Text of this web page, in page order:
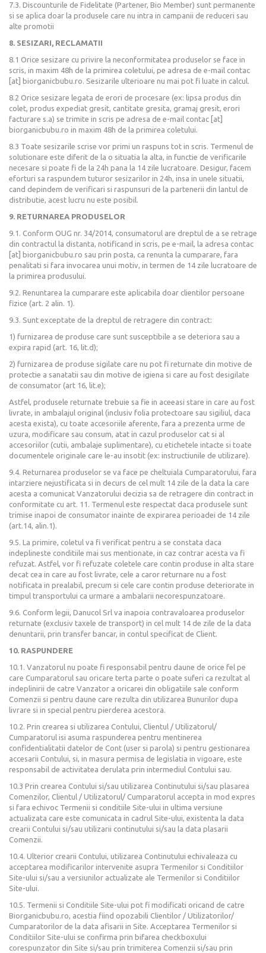
7.3. Discounturile de Fidelitate (Partener, Bio Member) sunt permanente
si se aplica doar la produsele care nu intra in campanii de reduceri sau
alte promotii
8. SESIZARI, RECLAMATII
8.1 Orice sesizare cu privire la neconformitatea produselor se face in
scris, in maxim 48h de la primirea coletului, pe adresa de e-mail contac
[at] biorganicbubu.ro. Sesizarile ulterioare nu mai pot fi luate in calcul.
8.2 Orice sesizare legata de erori de procesare (ex: lipsa produs din
colet, produs expediat gresit, cantitate gresita, gramaj gresit, erori
facturare s.a) se trimite in scris pe adresa de e-mail contac [at]
biorganicbubu.ro in maxim 48h de la primirea coletului.
8.3 Toate sesizarile scrise vor primi un raspuns tot in scris. Termenul de
solutionare este diferit de la o situatia la alta, in functie de verificarile
necesare si poate fi de la 24h pana la 14 zile lucratoare. Desigur, facem
eforturi sa raspundem tuturor sesizarilor in 24h, insa in unele situatii,
cand depindem de verificari si raspunsuri de la partenerii din lantul de
distributie, acest lucru nu este posibil.
9. RETURNAREA PRODUSELOR
9.1. Conform OUG nr. 34/2014, consumatorul are dreptul de a se retrage
din contractul la distanta, notificand in scris, pe e-mail, la adresa contac
[at] biorganicbubu.ro sau prin posta, ca renunta la cumparare, fara
penalitati si fara invocarea unui motiv, in termen de 14 zile lucratoare de
la primirea produsului.
9.2. Renuntarea la cumparare este aplicabila doar clientilor persoane
fizice (art. 2 alin. 1).
9.3. Sunt exceptate de la dreptul de retragere din contract:
1) furnizarea de produse care sunt susceptibile a se deteriora sau a
expira rapid (art. 16, lit.d);
2) furnizarea de produse sigilate care nu pot fi returnate din motive de
protectie a sanatatii sau din motive de igiena si care au fost desigilate
de consumator (art 16, lit.e);
Astfel, produsele returnate trebuie sa fie in aceeasi stare in care au fost
livrate, in ambalajul original (inclusiv folia protectoare sau sigiliul, daca
acesta exista), cu toate accesoriile aferente, fara a prezenta urme de
uzura, modificare sau consum, atat in cazul produselor cat si al
accesoriilor (cutii, ambalaje suplimentare), cu etichetele intacte si toate
documentele originale care le-au insotit (ex: instructiunile de utilizare).
9.4. Returnarea produselor se va face pe cheltuiala Cumparatorului, fara
intarziere nejustificata si in decurs de cel mult 14 zile de la data la care
acesta a comunicat Vanzatorului decizia sa de retragere din contract in
conformitate cu art. 11. Termenul este respectat daca produsele sunt
trimise inapoi de consumator inainte de expirarea perioadei de 14 zile
(art.14, alin.1).
9.5. La primire, coletul va fi verificat pentru a se constata daca
indeplineste conditiile mai sus mentionate, in caz contrar acesta va fi
refuzat. Astfel, vor fi refuzate coletele care contin produse in alta stare
decat cea in care au fost livrate, cele a caror returnare nu a fost
notificata in prealabil, precum si cele care contin produse deteriorate in
timpul transportului ca urmare a ambalarii necorespunzatoare.
9.6. Conform legii, Danucol Srl va inapoia contravaloarea produselor
returnate (exclusiv taxele de transport) in cel mult 14 de zile de la data
denuntarii, prin transfer bancar, in contul specificat de Client.
10. RASPUNDERE
10.1. Vanzatorul nu poate fi responsabil pentru daune de orice fel pe
care Cumparatorul sau oricare terta parte o poate suferi ca rezultat al
indeplinirii de catre Vanzator a oricarei din obligatiile sale conform
Comenzii si pentru daune care rezulta din utilizarea Bunurilor dupa
livrare si in special pentru pierderea acestora.
10.2. Prin crearea si utilizarea Contului, Clientul / Utilizatorul/
Cumparatorul isi asuma raspunderea pentru mentinerea
confidentialitatii datelor de Cont (user si parola) si pentru gestionarea
accesarii Contului, si, in masura permisa de legislatia in vigoare, este
responsabil de activitatea derulata prin intermediul Contului sau.
10.3 Prin crearea Contului si/sau utilizarea Continutului si/sau plasarea
Comenzilor, Clientul / Utilizatorul/ Cumparatorul accepta in mod expres
si fara echivoc Termenii si conditiile Site-ului in ultima versiune
actualizata care este comunicata in cadrul Site-ului, existenta la data
crearii Contului si/sau utilizarii continutului si/sau la data plasarii
Comenzii.
10.4. Ulterior crearii Contului, utilizarea Continutului echivaleaza cu
acceptarea modificarilor intervenite asupra Termenilor si Conditiilor
Site-ului si/sau a versiunilor actualizate ale Termenilor si Conditiilor
Site-ului.
10.5. Termenii si Conditiile Site-ului pot fi modificati oricand de catre
Biorganicbubu.ro, acestia fiind opozabili Clientilor / Utilizatorilor/
Cumparatorilor de la data afisarii in Site. Acceptarea Termenilor si
Conditiilor Site-ului se confirma prin bifarea checkboxului
corespunzator din Site si/sau prin trimiterea Comenzii si/sau prin